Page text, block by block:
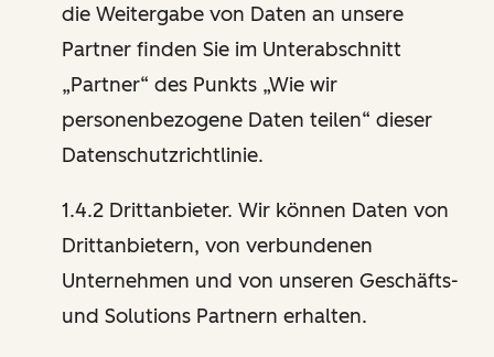
die Weitergabe von Daten an unsere
Partner finden Sie im Unterabschnitt
„Partner“ des Punkts „Wie wir
personenbezogene Daten teilen“ dieser
Datenschutzrichtlinie.
1.4.2 Drittanbieter. Wir können Daten von
Drittanbietern, von verbundenen
Unternehmen und von unseren Geschäfts-
und Solutions Partnern erhalten.